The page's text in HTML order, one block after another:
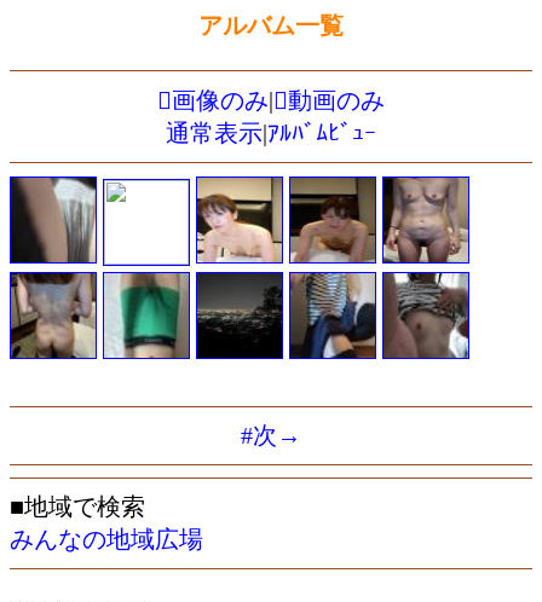
アルバム一覧
画像のみ|動画のみ
通常表示|ｱﾙﾊﾞﾑﾋﾞｭｰ
#次→
■地域で検索
みんなの地域広場